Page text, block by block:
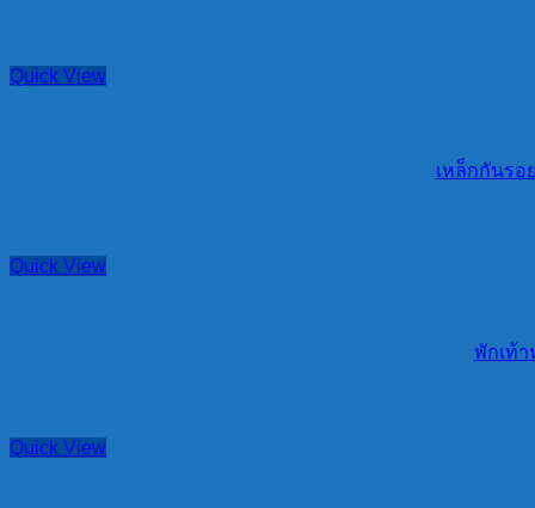
Quick View
เหล็กกันรอ
Quick View
พักเท้า
Quick View